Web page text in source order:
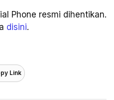
Phone resmi dihentikan.
disini.
Link